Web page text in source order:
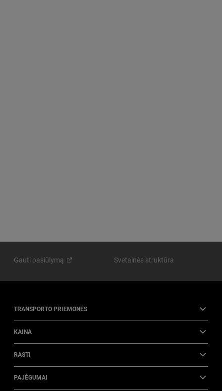
Gauti pasiūlymą Svetainės struktūra
TRANSPORTO PRIEMONĖS
KAINA
RASTI
PAJĖGUMAI